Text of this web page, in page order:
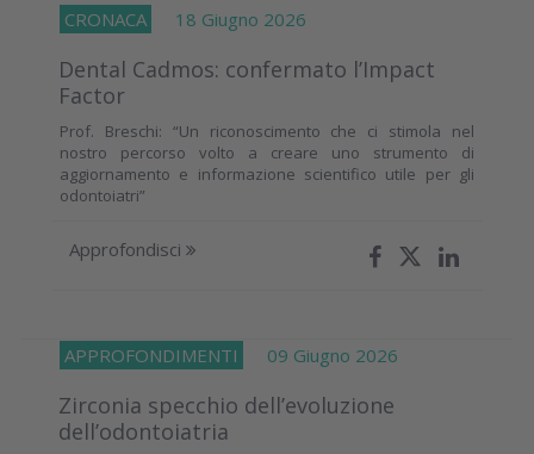
CRONACA 18 Giugno 2026
Dental Cadmos: confermato l’Impact
Factor
Prof. Breschi: “Un riconoscimento che ci stimola nel
nostro percorso volto a creare uno strumento di
aggiornamento e informazione scientifico utile per gli
odontoiatri”
Approfondisci
APPROFONDIMENTI 09 Giugno 2026
Zirconia specchio dell’evoluzione
dell’odontoiatria